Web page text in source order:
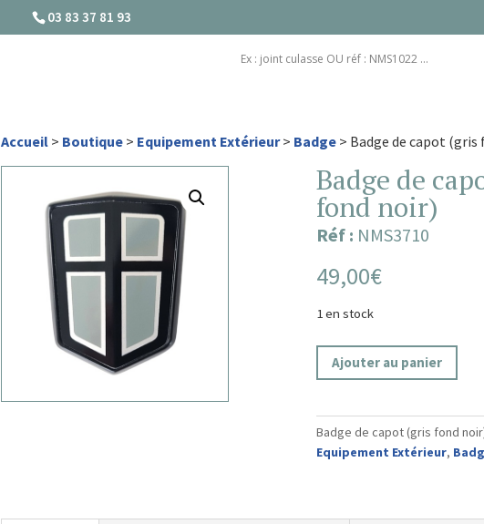
03 83 37 81 93
Accueil> Boutique> Equipement Extérieur> Badge> Badge de capot (gris
Badge de
fond noir)
Réf : NMS3710
49,00€
1 en stock
quantité
de
de
capot
(gris
Ajouter au panier
Badge de capot (gris fond
Equipement Extérieur,